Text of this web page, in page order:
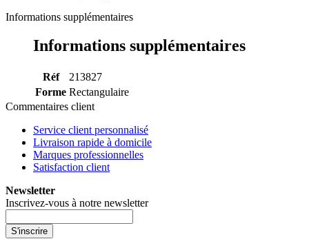
Informations supplémentaires
Informations supplémentaires
Réf
213827
Forme Rectangulaire
Commentaires client
Service client personnalisé
Livraison rapide à domicile
Marques professionnelles
Satisfaction client
Newsletter
Inscrivez-vous à notre newsletter
S'inscrire